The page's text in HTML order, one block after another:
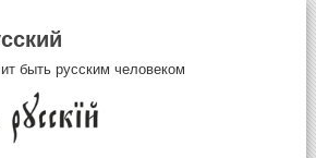
быть русским человеком